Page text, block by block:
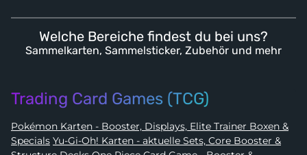
Welche Bereiche findest du bei uns?
Sammelkarten, Sammelsticker, Zubehör und mehr
Trading Card Games (TCG)
Pokémon Karten - Booster, Displays, Elite Trainer Boxen &
Specials Yu-Gi-Oh! Karten - aktuelle Sets, Core Booster &